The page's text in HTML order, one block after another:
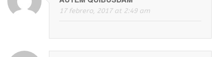
17 febrero, 2017 at 2:49 am